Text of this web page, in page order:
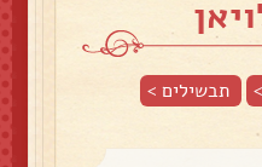
תבשילים>